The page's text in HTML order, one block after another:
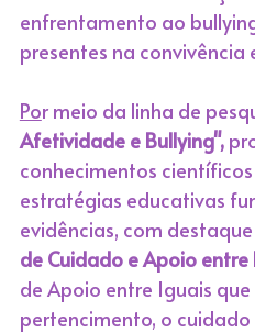
enfrentamento ao
presentes na convivência
Por meio da linha de
Afetividade e Bullying",
conhecimentos
estratégias educativas
evidências, com
de Cuidado e Apoio entre
de Apoio entre Iguais
pertencimento, o